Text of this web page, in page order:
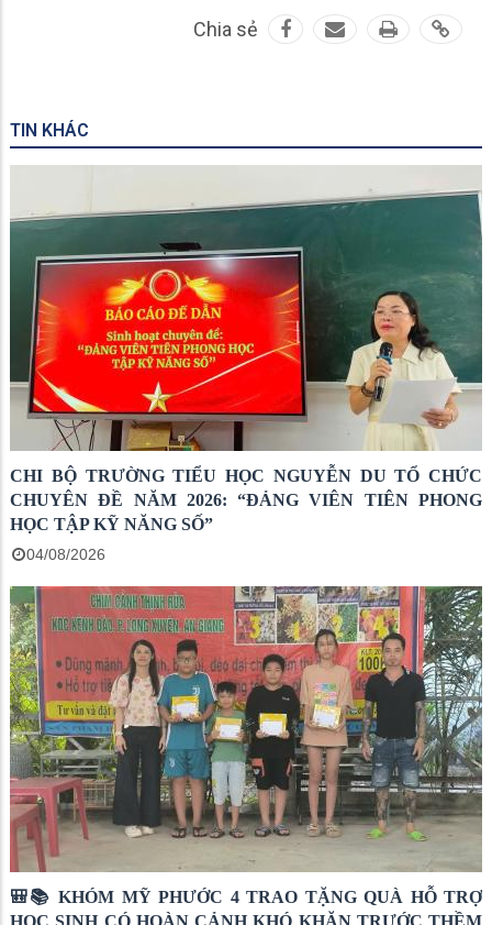
Chia sẻ
TIN KHÁC
CHI BỘ TRƯỜNG TIỂU HỌC NGUYỄN DU TỔ CHỨC
CHUYÊN ĐỀ NĂM 2026: “ĐẢNG VIÊN TIÊN PHONG
HỌC TẬP KỸ NĂNG SỐ”
04/08/2026
🎒📚 KHÓM MỸ PHƯỚC 4 TRAO TẶNG QUÀ HỖ TRỢ
HỌC SINH CÓ HOÀN CẢNH KHÓ KHĂN TRƯỚC THỀM